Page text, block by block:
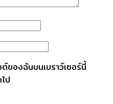
ของฉันบนเบราว์เซอร์นี้
ป